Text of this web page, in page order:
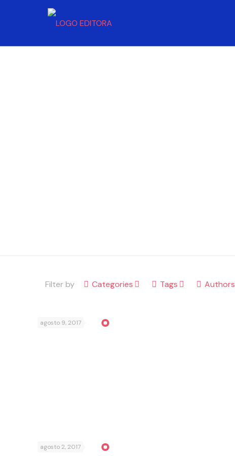
Filter by Categories Tags Authors
agosto 9, 2017
agosto 2, 2017